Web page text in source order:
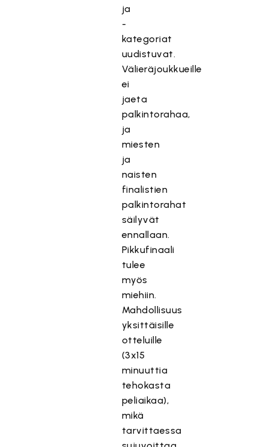
ja
-
kategoriat
uudistuvat.
Välieräjoukkueille
ei
jaeta
palkintorahaa,
ja
miesten
ja
naisten
finalistien
palkintorahat
säilyvät
ennallaan.
Pikkufinaali
tulee
myös
miehiin.
Mahdollisuus
yksittäisille
otteluille
(3x15
minuuttia
tehokasta
peliaikaa),
mikä
tarvittaessa